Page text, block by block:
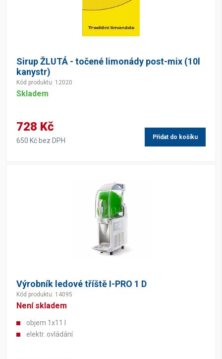
Sirup ŽLUTÁ - točené limonády post-mix (10l
kanystr)
Kód produktu: 12020
Skladem
728 Kč
650 Kč bez DPH Přidat do košíku
Výrobník ledové tříště I-PRO 1 D
Kód produktu: 14095
Není skladem
objem 1x11 l
elektr. ovládání